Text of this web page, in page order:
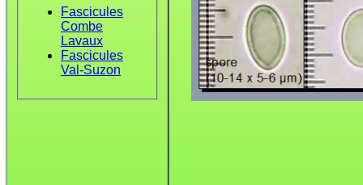
Fascicules
Combe
Lavaux
Fascicules
Val-Suzon